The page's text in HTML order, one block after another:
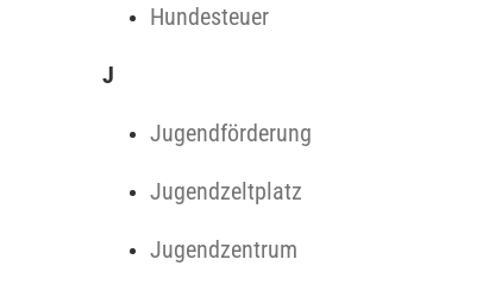
Hundesteuer
J
Jugendförderung
Jugendzeltplatz
Jugendzentrum